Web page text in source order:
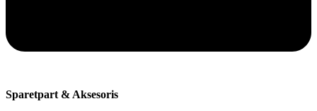
Sparetpart & Aksesoris